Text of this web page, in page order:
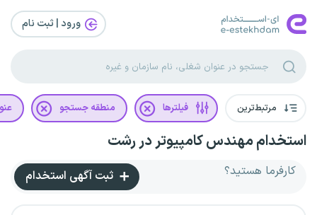
ورود | ثبت‌ نام
مرتبط‌ترین فیلترها منطقه جستجو
استخدام مهندس کامپیوتر در رشت
کارفرما هستید؟ ثبت آگهی استخدام